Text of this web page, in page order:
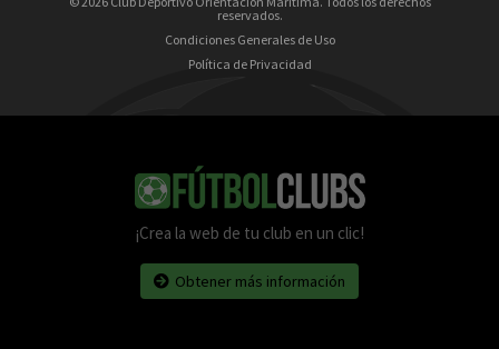
reservados.
Condiciones Generales de Uso
Política de Privacidad
¡Crea la web de tu club en un clic!
Obtener más información